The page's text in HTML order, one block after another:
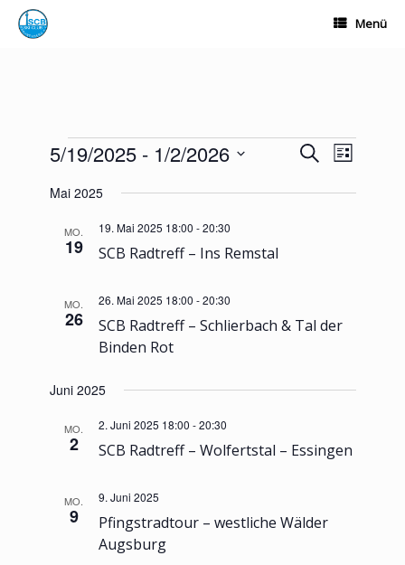
Inhalt
springen
Menü
Veranstaltungen
Veranstaltungen
Suche
Ansichten,
Suche
Ansichten-
Liste
5/19/2025 - 1/2/2026
wählen.
Mai 2025
MO.
19 SCB Radtreff – Ins Remstal
19. Mai 2025 18:00 -20:30
MO.
26
SCB Radtreff – Schlierbach & Tal der
Binden Rot
26. Mai 2025 18:00 -20:30
Juni 2025
MO.
2 SCB Radtreff – Wolfertstal – Essingen
2. Juni 2025 18:00 -20:30
MO.
9
Pfingstradtour – westliche Wälder
Augsburg
9. Juni 2025